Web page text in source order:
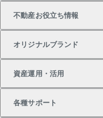
不動産お役立ち情報
オリジナルブランド
一棟リノベーションマン
テ）
資産運用・活用
各種サポート